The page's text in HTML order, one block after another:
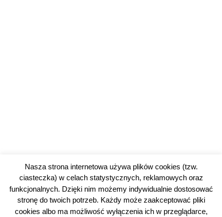
Nasza strona internetowa używa plików cookies (tzw.
ciasteczka) w celach statystycznych, reklamowych oraz
funkcjonalnych. Dzięki nim możemy indywidualnie dostosować
stronę do twoich potrzeb. Każdy może zaakceptować pliki
cookies albo ma możliwość wyłączenia ich w przeglądarce,